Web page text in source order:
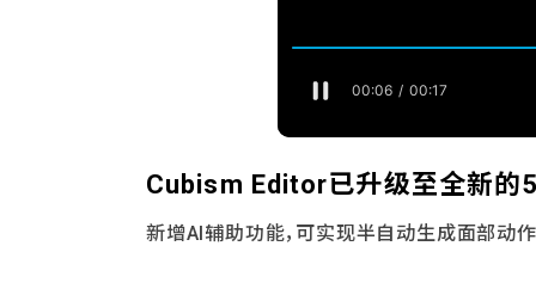
Cubism Editor已升级至全新的
新增AI辅助功能，可实现半自动生成面部动